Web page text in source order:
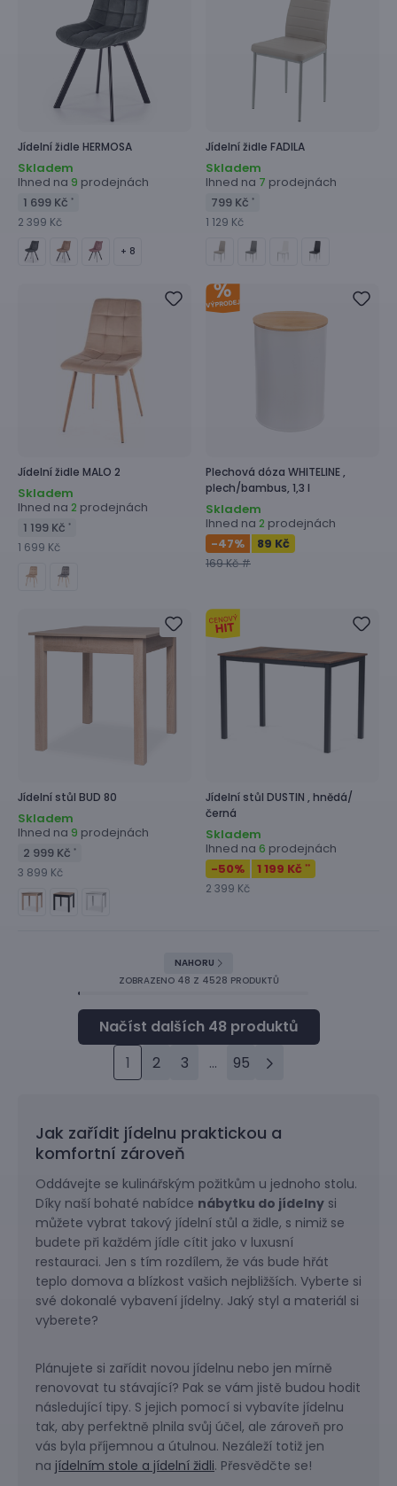
Jídelní židle HERMOSA
Skladem
Ihned na 9 prodejnách
1 699 Kč *
2 399 Kč
+ 8
Jídelní židle FADILA
Skladem
Ihned na 7 prodejnách
799 Kč *
1 129 Kč
Jídelní židle MALO 2
Skladem
Ihned na 2 prodejnách
1 199 Kč *
1 699 Kč
Plechová dóza WHITELINE ,
plech/bambus, 1,3 l
Skladem
Ihned na 2 prodejnách
-47% 89 Kč
169 Kč #
Jídelní stůl BUD 80
Skladem
Ihned na 9 prodejnách
2 999 Kč *
3 899 Kč
Jídelní stůl DUSTIN , hnědá/
černá
Skladem
Ihned na 6 prodejnách
-50% 1 199 Kč **
2 399 Kč
NAHORU
ZOBRAZENO 48 Z 4528 PRODUKTŮ
1 2 3 ... 95
Jak zařídit jídelnu praktickou a
komfortní zároveň
Oddávejte se kulinářským požitkům u jednoho stolu.
Díky naší bohaté nabídce nábytku do jídelny si
můžete vybrat takový jídelní stůl a židle, s nimiž se
budete při každém jídle cítit jako v luxusní
restauraci. Jen s tím rozdílem, že vás bude hřát
teplo domova a blízkost vašich nejbližších. Vyberte si
své dokonalé vybavení jídelny. Jaký styl a materiál si
vyberete?
Plánujete si zařídit novou jídelnu nebo jen mírně
renovovat tu stávající? Pak se vám jistě budou hodit
následující tipy. S jejich pomocí si vybavíte jídelnu
tak, aby perfektně plnila svůj účel, ale zároveň pro
vás byla příjemnou a útulnou. Nezáleží totiž jen
na jídelním stole a jídelní židli. Přesvědčte se!